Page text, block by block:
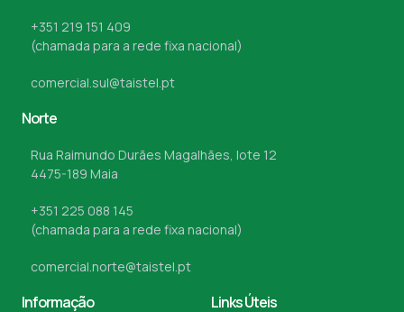
+351 219 151 409
(chamada para a rede fixa nacional)
comercial.sul@taistel.pt
Norte
Rua Raimundo Durães Magalhães, lote 12
4475-189 Maia
+351 225 088 145
(chamada para a rede fixa nacional)
comercial.norte@taistel.pt
Informação Links Úteis